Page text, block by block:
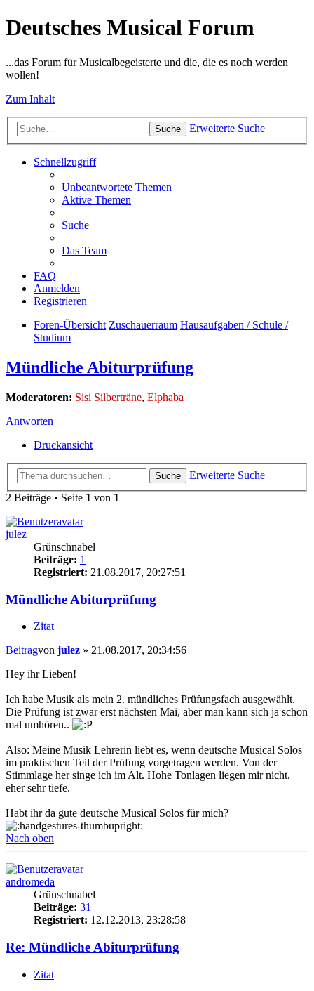
Deutsches Musical Forum
...das Forum für Musicalbegeisterte und die, die es noch werden
wollen!
Zum Inhalt
Suche Erweiterte Suche
Schnellzugriff
Unbeantwortete Themen
Aktive Themen
Suche
Das Team
FAQ
Anmelden
Registrieren
Foren-Übersicht Zuschauerraum Hausaufgaben / Schule /
Studium
Mündliche Abiturprüfung
Moderatoren: Sisi Silberträne, Elphaba
Antworten
Druckansicht
Suche
Erweiterte Suche
2 Beiträge • Seite 1 von 1
julez
Grünschnabel
Beiträge: 1
Registriert: 21.08.2017, 20:27:51
Mündliche Abiturprüfung
Zitat
Beitragvon julez » 21.08.2017, 20:34:56
Hey ihr Lieben!
Ich habe Musik als mein 2. mündliches Prüfungsfach ausgewählt.
Die Prüfung ist zwar erst nächsten Mai, aber man kann sich ja schon
mal umhören..
Also: Meine Musik Lehrerin liebt es, wenn deutsche Musical Solos
im praktischen Teil der Prüfung vorgetragen werden. Von der
Stimmlage her singe ich im Alt. Hohe Tonlagen liegen mir nicht,
eher sehr tiefe.
Habt ihr da gute deutsche Musical Solos für mich?
Nach oben
andromeda
Grünschnabel
Beiträge: 31
Registriert: 12.12.2013, 23:28:58
Re: Mündliche Abiturprüfung
Zitat